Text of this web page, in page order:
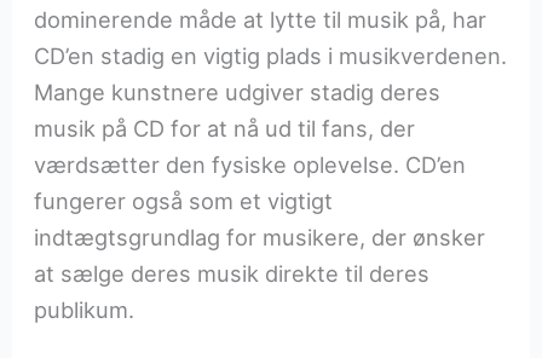
dominerende måde at lytte til musik på, har
CD’en stadig en vigtig plads i musikverdenen.
Mange kunstnere udgiver stadig deres
musik på CD for at nå ud til fans, der
værdsætter den fysiske oplevelse. CD’en
fungerer også som et vigtigt
indtægtsgrundlag for musikere, der ønsker
at sælge deres musik direkte til deres
publikum.